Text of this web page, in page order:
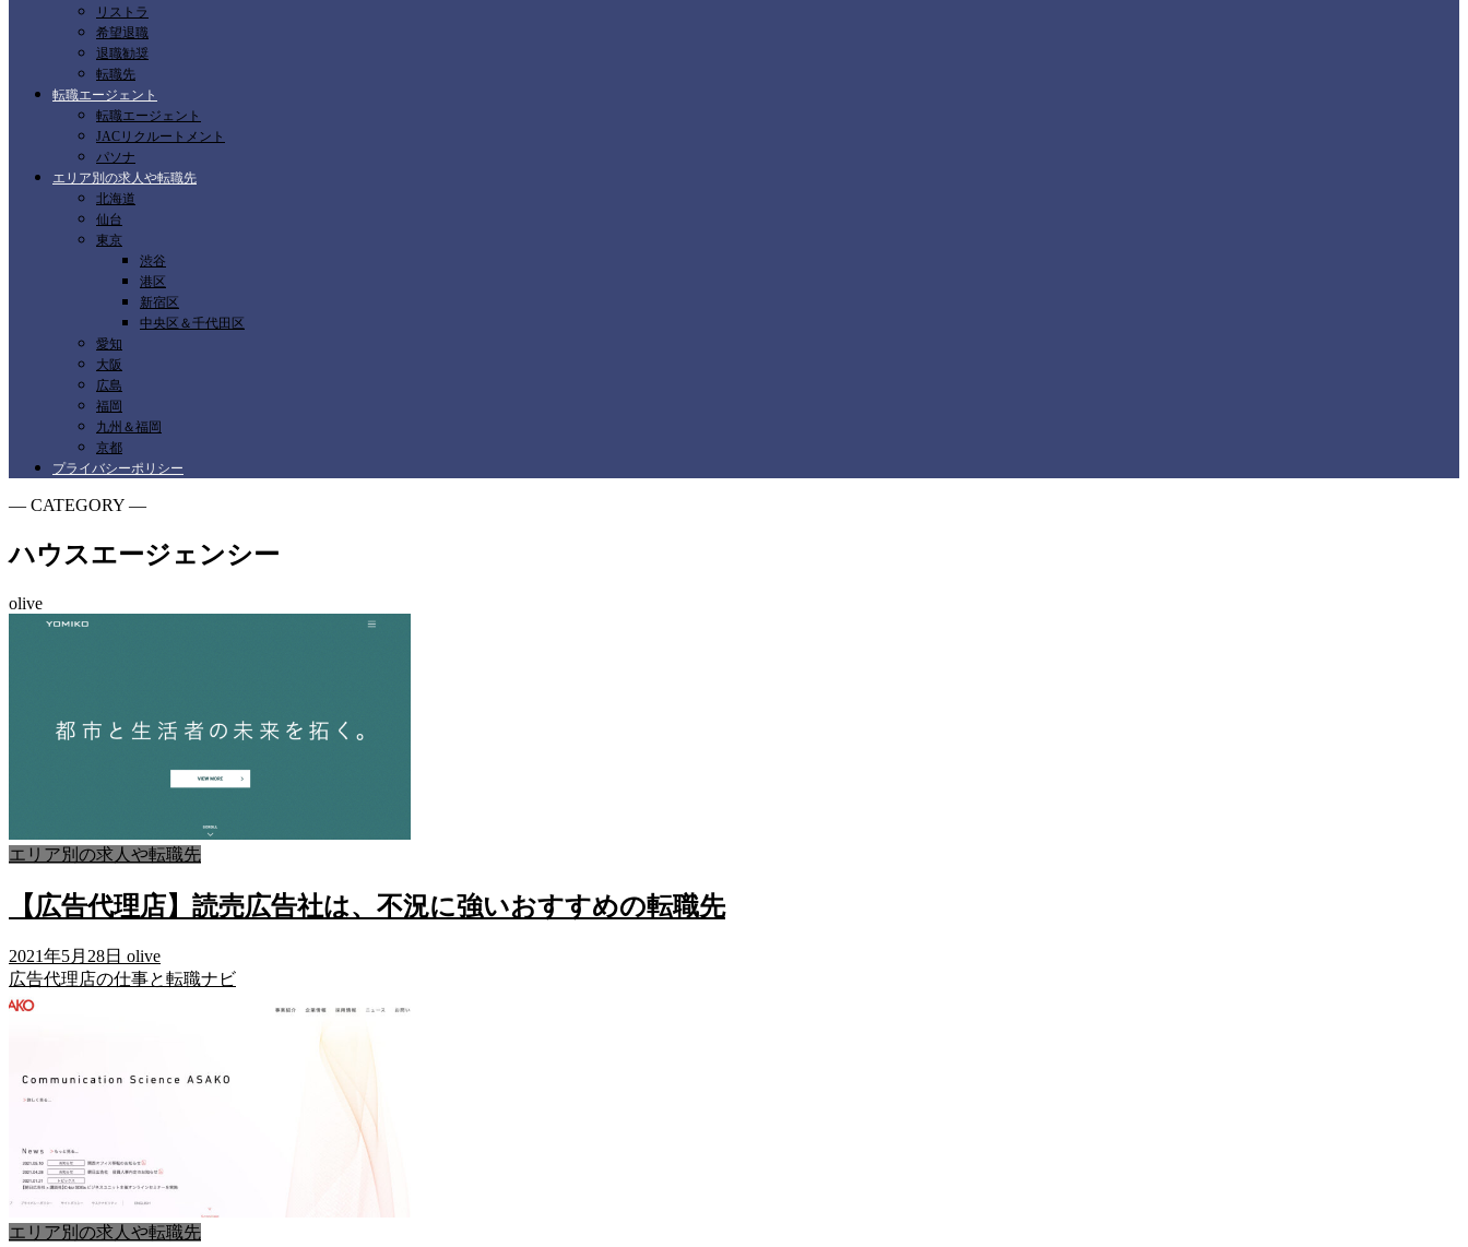
リストラ
希望退職
退職勧奨
転職先
転職エージェント
転職エージェント
JACリクルートメント
パソナ
エリア別の求人や転職先
北海道
仙台
東京
渋谷
港区
新宿区
中央区＆千代田区
愛知
大阪
広島
福岡
九州＆福岡
京都
プライバシーポリシー
― CATEGORY ―
ハウスエージェンシー
olive
エリア別の求人や転職先
【広告代理店】読売広告社は、不況に強いおすすめの転職先
2021年5月28日 olive
広告代理店の仕事と転職ナビ
エリア別の求人や転職先